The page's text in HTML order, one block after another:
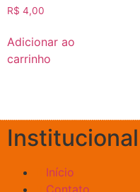
R$ 4,00
Adicionar ao
carrinho
Institucional
Início